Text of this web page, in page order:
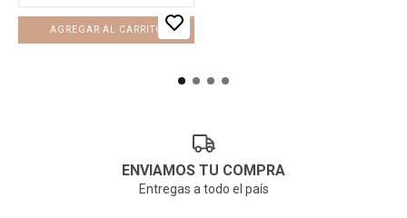
ENVIAMOS TU COMPRA
Entregas a todo el país